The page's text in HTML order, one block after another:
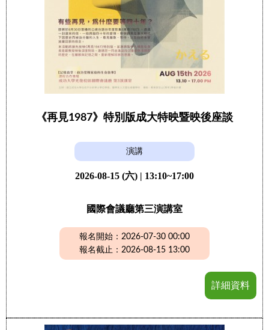
《再見1987》特別版成大特映暨映後座談
演講
2026-08-15 (六) | 13:10~17:00
國際會議廳第三演講室
報名開始：2026-07-30 00:00
報名截止：2026-08-15 13:00
詳細資料